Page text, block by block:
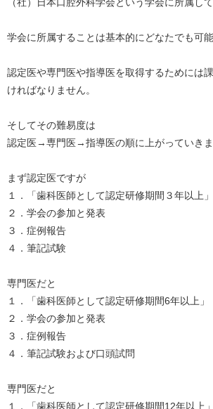
学会に所属することは基本的にどなたでも可
認定医や専門医や指導医を取得するためには
ければなりません。
そしてその難易度は
認定医→専門医→指導医の順に上がっていきま
まず認定医ですが
１．「歯科医師として認定研修期間３年以上」
２．学会の参加と発表
３．症例報告
４．筆記試験
専門医だと
１．「歯科医師として認定研修期間6年以上」
２．学会の参加と発表
３．症例報告
４．筆記試験および口頭試問
専門医だと
１．「歯科医師として認定研修期間12年以上」